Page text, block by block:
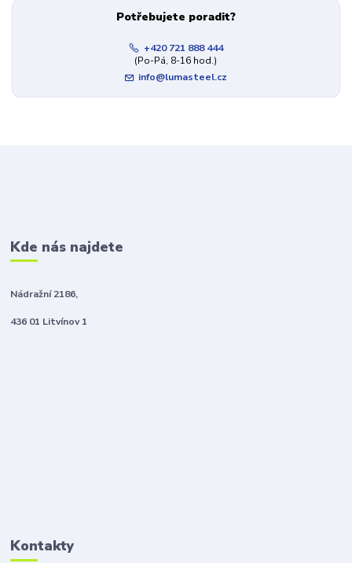
Potřebujete poradit?
+420 721 888 444
(Po-Pá, 8-16 hod.)
info@lumasteel.cz
Kde nás najdete
Nádražní 2186,
436 01 Litvínov 1
Kontakty